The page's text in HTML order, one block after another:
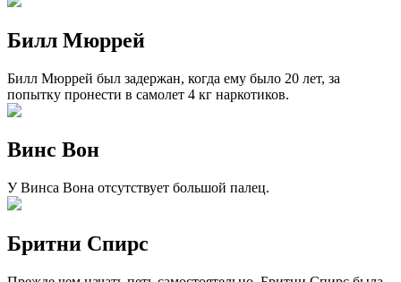
Билл Мюррей
Билл Мюррей был задержан, когда ему было 20 лет, за
попытку пронести в самолет 4 кг наркотиков.
Винс Вон
У Винса Вона отсутствует большой палец.
Бритни Спирс